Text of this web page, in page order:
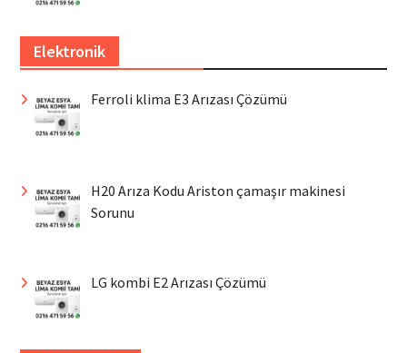
Elektronik
Ferroli klima E3 Arızası Çözümü
H20 Arıza Kodu Ariston çamaşır makinesi
Sorunu
LG kombi E2 Arızası Çözümü